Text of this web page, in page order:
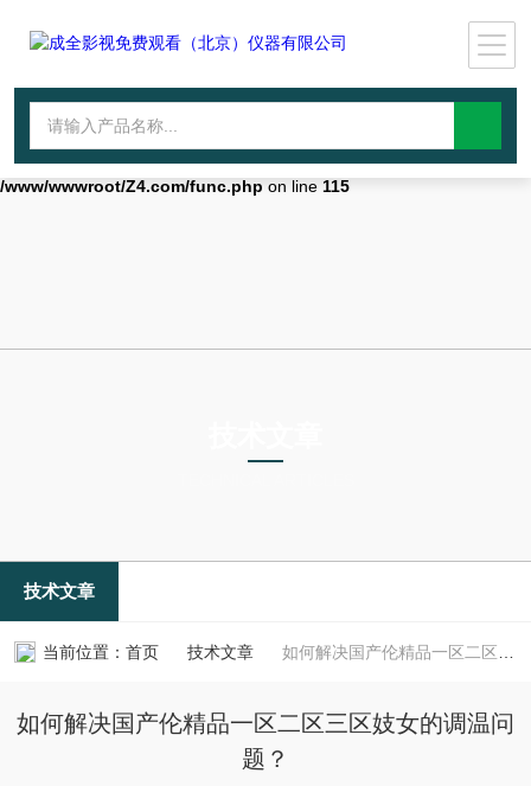
Warning: mkdir(): No space left on device in
file_put_contents(./cachefile_yuan/wwyjgs.com/cache/02/6d32f/
failed to open stream: No such file or directory in
/www/wwwroot/Z4.com/func.php on line 115
技术文章
当前位置： 首页 技术文章 如何解决国产伦精品一区二区三区妓女的调温问题？
如何解决国产伦精品一区二区三区妓女的调温问
题？